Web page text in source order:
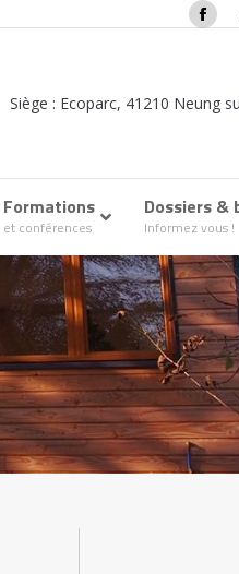
in
Siège : Ecoparc, 41210 Neung
Formations–
et conférences
Dossiers &
Informez vous !
Etudes thermiques